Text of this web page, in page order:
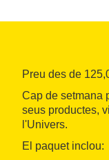
Preu des de
Cap de setmana
seus productes,
l'Univers.
El paquet inclou: